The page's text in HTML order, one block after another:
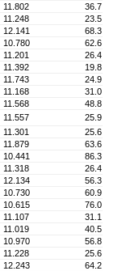
11.802
36.7
11.248
23.5
12.141
68.3
10.780
62.6
11.201
26.4
11.392
19.8
11.743
24.9
11.168
31.0
11.568
48.8
11.557
25.9
11.301
25.6
11.879
63.6
10.441
86.3
11.318
26.4
12.134
56.3
10.730
60.9
10.615
76.0
11.107
31.1
11.019
40.5
10.970
56.8
11.228
25.6
12.243
64.2